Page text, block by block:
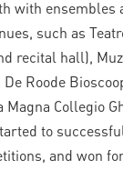
with ensembles
such as
recital hall),
Roode
Magna Collegio
to
and won